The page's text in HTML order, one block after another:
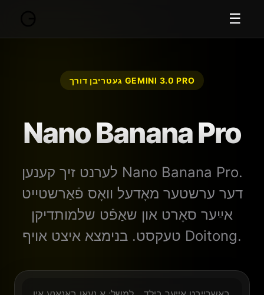
☰
געטריבן דורך GEMINI 3.0 PRO
Nano Banana Pro
לערנט זיך קענען Nano Banana Pro.
דער ערשטער מאָדעל וואָס פֿאַרשטייט
אײַער סאָרט און שאַפֿט שלמותדיקן
טעקסט. בנימצא איצט אויף Doitong.